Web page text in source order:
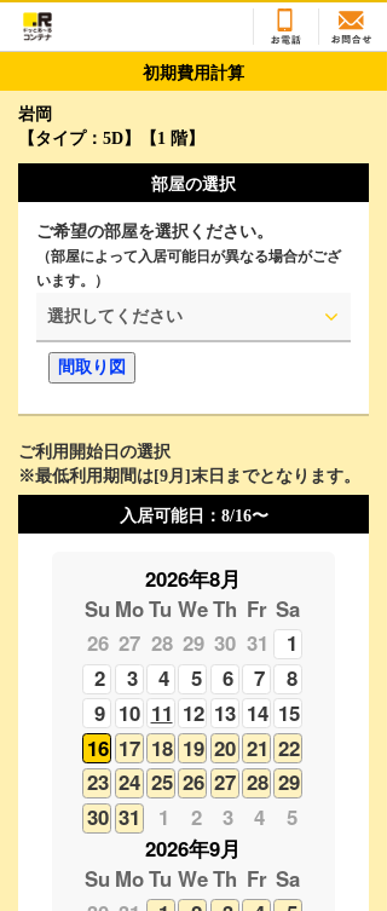
初期費用計算
岩岡
【タイプ：5D】【1 階】
部屋の選択
ご希望の部屋を選択ください。
（部屋によって入居可能日が異なる場合がござ
います。）
選択してください
間取り図
ご利用開始日の選択
※最低利用期間は[9月]末日までとなります。
入居可能日： 8/16〜
2026年8月
Tu WeTh Fr Sa
26 27 28 29 30 31
1
6
12 13 14 15
16 17 18 19 20 21 22
23 24 25 26 27 28 29
31 1 2 3
2026年9月
SuMo Tu WeTh Fr Sa
30 31 1 2 3 4
5
6
7 8 9 10 11 12
13 14 15 16 17 18 19
23 24 25 26
27 28 29 30 1 2